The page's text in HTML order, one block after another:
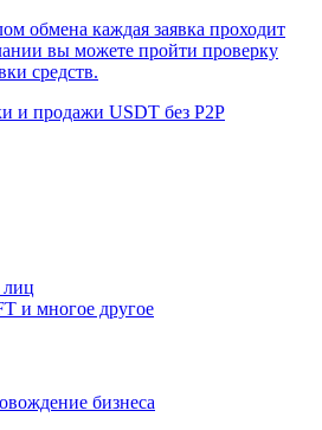
обмена каждая заявка проходит
вы можете пройти проверку
средств.
и продажи USDT без P2P
лиц
и многое другое
бизнеса